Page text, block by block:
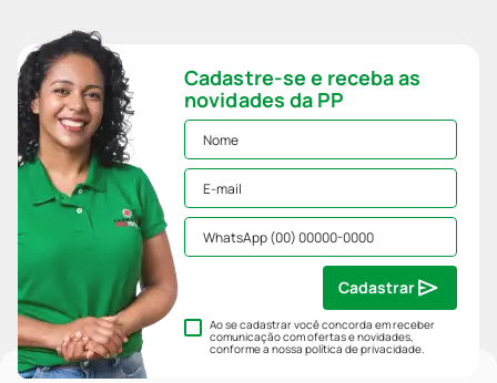
Cadastre-se e receba as
novidades da PP
Ao se cadastrar você concorda em receber
comunicação com ofertas e novidades,
conforme a nossapolítica de privacidade.
Cadastrar